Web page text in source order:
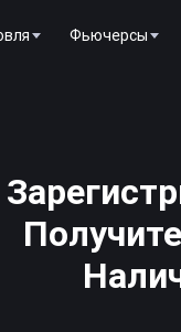
Фьючерсы